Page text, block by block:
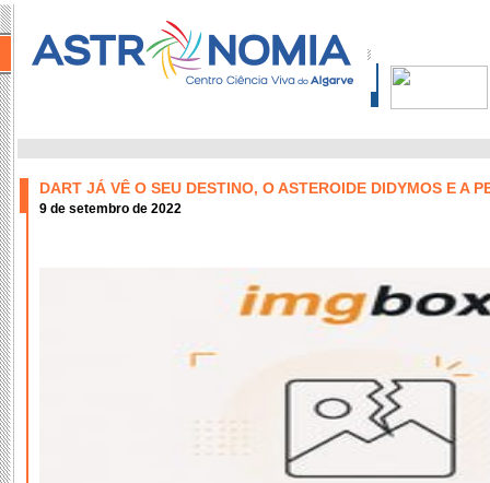
DART JÁ VÊ O SEU DESTINO, O ASTEROIDE DIDYMOS E A
9 de setembro de 2022